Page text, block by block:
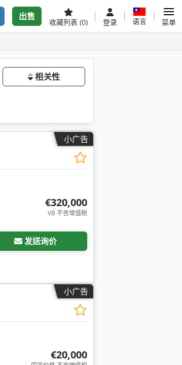
出售
收藏列表 (0) 登录 语言 菜单
相关性
小广告
€320,000
VB 不含增值税
发送询价
小广告
€20,000